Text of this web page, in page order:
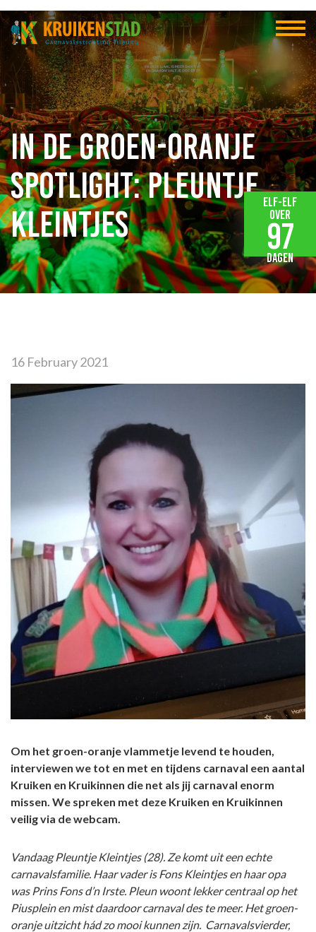
In de groen-oranje
spotlight: Pleuntje
Kleintjes
16 February 2021
Om het groen-oranje vlammetje levend te houden,
interviewen we tot en met en tijdens carnaval een aantal
Kruiken en Kruikinnen die net als jij carnaval enorm
missen. We spreken met deze Kruiken en Kruikinnen
veilig via de webcam.
Vandaag Pleuntje Kleintjes (28). Ze komt uit een echte
carnavalsfamilie. Haar vader is Fons Kleintjes en haar opa
was Prins Fons d’n Irste. Pleun woont lekker centraal op het
Piusplein en mist daardoor carnaval des te meer. Het groen-
oranje uitzicht hád zo mooi kunnen zijn. Carnavalsvierder,
Elf-elf
over
97
dagen